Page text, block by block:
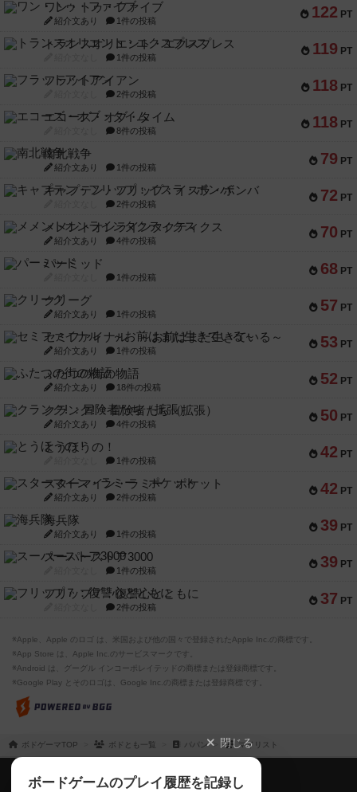
122 PT
ワン・トゥ・ファイブ
紹介文あり 1件の投稿
119 PT
トランスオリエント・エクスプレス
1件の投稿
118 PT
フラットアイアン
2件の投稿
118 PT
エコーズ・オブ・タイム
8件の投稿
79 PT
南北戦争
紹介文あり 1件の投稿
72 PT
キャプテン・フリップ：イスラ・ボンバ
2件の投稿
70 PT
メメントオンラインタクティクス
紹介文あり 4件の投稿
68 PT
パーミッド
1件の投稿
57 PT
クリーグ
紹介文あり 1件の投稿
53 PT
セミファイナル ～お前はまだ生きている～
紹介文あり 1件の投稿
52 PT
ふたつの街の物語
紹介文あり 18件の投稿
50 PT
クランク! ：冒険者たち（拡張）
紹介文あり 4件の投稿
42 PT
とうほうの！
1件の投稿
42 PT
スターマイン・ラミー ポケット
紹介文あり 2件の投稿
39 PT
海兵隊
紹介文あり 1件の投稿
39 PT
スーパーストア3000
1件の投稿
37 PT
フリップ７：復讐心とともに
2件の投稿
※Apple、Apple のロゴ は、米国および他の国々で登録されたApple Inc.の商標です。
※App Store は、Apple Inc.のサービスマークです。
※Android は、グーグル インコーポレイテッドの商標または登録商標です。
※Google Play とそのロゴは、Google Inc.の商標または登録商標です。
ボドゲーマTOP ボドとも一覧 パパン マイリスト
閉じる
ボードゲームのプレイ履歴を記録し
ボドゲーマTOP